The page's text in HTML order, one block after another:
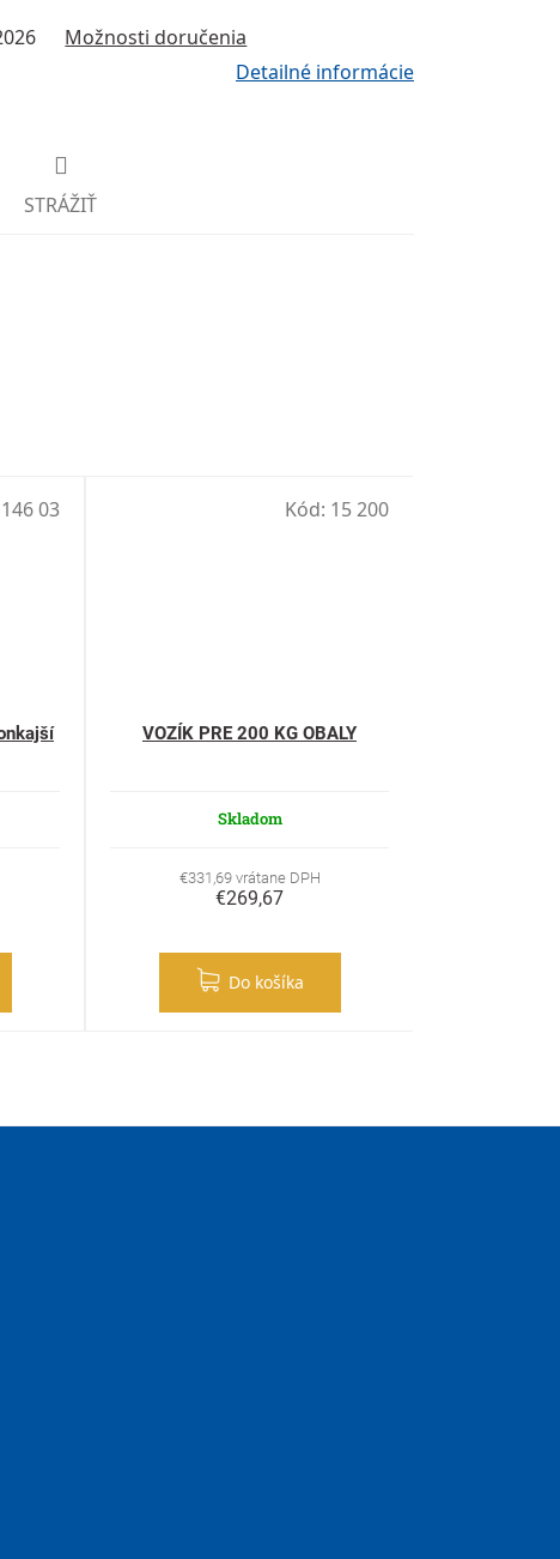
Možnosti doručenia
Detailné informácie
STRÁŽIŤ
03
VOZÍK PRE 200 KG OBALY
Skladom
€331,69 vrátane DPH
€269,67
Do košíka
Kód: 15 200